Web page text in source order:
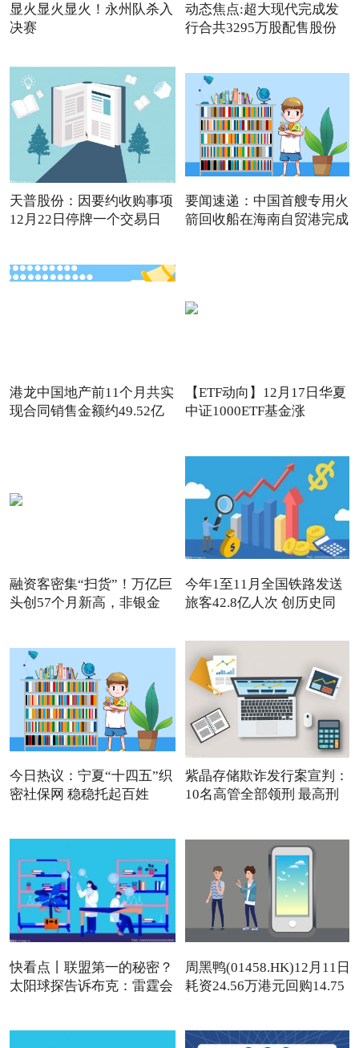
显火显火显火！永州队杀入
决赛
动态焦点:超大现代完成发
行合共3295万股配售股份
天普股份：因要约收购事项
12月22日停牌一个交易日
要闻速递：中国首艘专用火
箭回收船在海南自贸港完成
港龙中国地产前11个月共实
现合同销售金额约49.52亿
【ETF动向】12月17日华夏
中证1000ETF基金涨
融资客密集“扫货”！万亿巨
头创57个月新高，非银金
今年1至11月全国铁路发送
旅客42.8亿人次 创历史同
今日热议：宁夏“十四五”织
密社保网 稳稳托起百姓
紫晶存储欺诈发行案宣判：
10名高管全部领刑 最高刑
快看点丨联盟第一的秘密？
太阳球探告诉布克：雷霆会
周黑鸭(01458.HK)12月11日
耗资24.56万港元回购14.75